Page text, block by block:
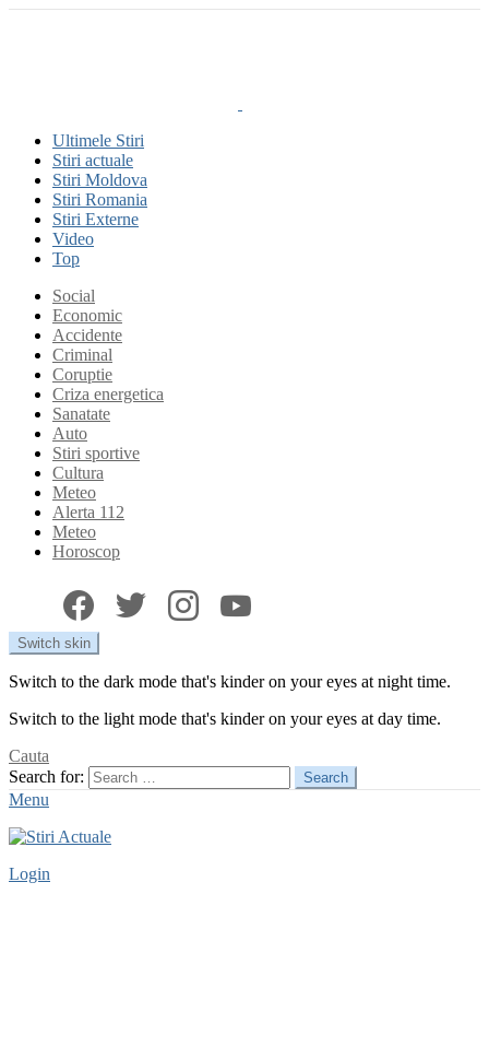
Ultimele Stiri
Stiri actuale
Stiri Moldova
Stiri Romania
Stiri Externe
Video
Top
Social
Economic
Accidente
Criminal
Coruptie
Criza energetica
Sanatate
Auto
Stiri sportive
Cultura
Meteo
Alerta 112
Meteo
Horoscop
Switch skin
Switch to the dark mode that's kinder on your eyes at night time.
Switch to the light mode that's kinder on your eyes at day time.
Cauta
Search for:
Search
Menu
Login